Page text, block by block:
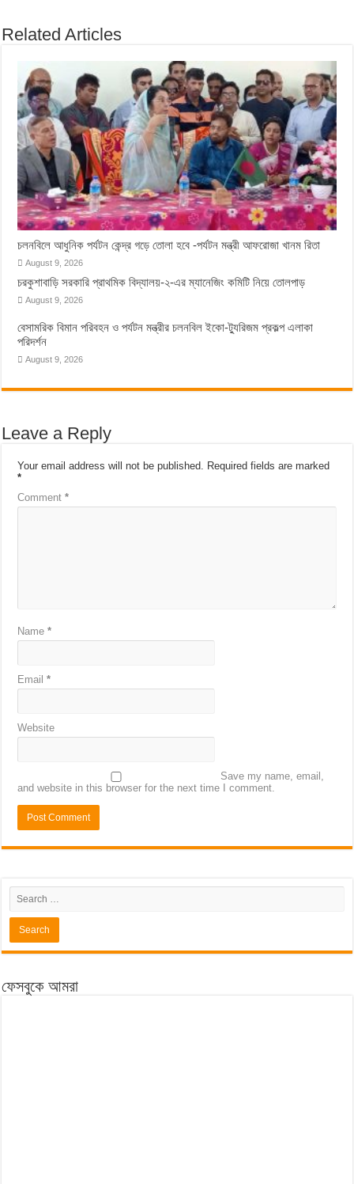
Related Articles
চলনবিলে আধুনিক পর্যটন কেন্দ্র গড়ে তোলা হবে -পর্যটন মন্ত্রী আফরোজা খানম রিতা
August 9, 2026
চরকুশাবাড়ি সরকারি প্রাথমিক বিদ্যালয়-২-এর ম্যানেজিং কমিটি নিয়ে তোলপাড়
August 9, 2026
বেসামরিক বিমান পরিবহন ও পর্যটন মন্ত্রীর চলনবিল ইকো-ট্যুরিজম প্রকল্প এলাকা
পরিদর্শন
August 9, 2026
Leave a Reply
Your email address will not be published. Required fields are marked
*
Comment*
Name*
Email*
Website
Save my name, email,
and website in this browser for the next time I comment.
ফেসবুকে আমরা